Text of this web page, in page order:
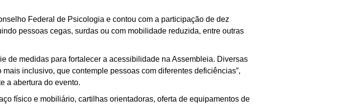
Federal de Psicologia e contou com a participação de dez
pessoas cegas, surdas ou com mobilidade reduzida, entre outras
de medidas para fortalecer a acessibilidade na Assembleia. Diversas
inclusivo, que contemple pessoas com diferentes deficiências”,
a abertura do evento.
físico e mobiliário, cartilhas orientadoras, oferta de equipamentos de